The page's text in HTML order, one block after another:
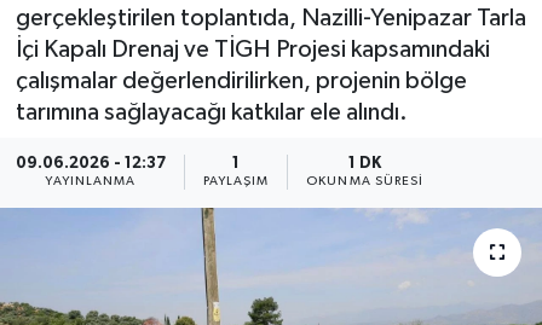
gerçekleştirilen toplantıda, Nazilli-Yenipazar Tarla
İçi Kapalı Drenaj ve TİGH Projesi kapsamındaki
çalışmalar değerlendirilirken, projenin bölge
tarımına sağlayacağı katkılar ele alındı.
09.06.2026 - 12:37
YAYINLANMA PAYLAŞIM
1 DK
OKUNMA SÜRESI
Eğitim
Kültür Sanat
Tüm Manşetler
Son Dakika Haberleri